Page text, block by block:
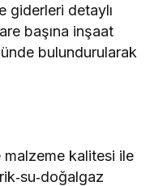
giderleri detaylı
başına inşaat
bulundurularak
malzeme kalitesi ile